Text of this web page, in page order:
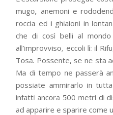
mugo, anemoni e
roccia ed i ghiaioni in
che di così belli al
all’improvviso, eccoli lì: il
Tosa. Possente, se ne sta
Ma di tempo ne passerà
possiate ammirarlo in
infatti ancora 500 metri di
ad apparire e sparire come